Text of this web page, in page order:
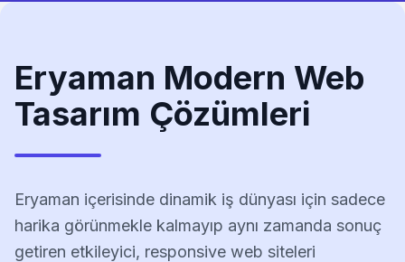
Eryaman Modern Web
Tasarım Çözümleri
Eryaman içerisinde dinamik iş dünyası için sadece
harika görünmekle kalmayıp aynı zamanda sonuç
getiren etkileyici, responsive web siteleri